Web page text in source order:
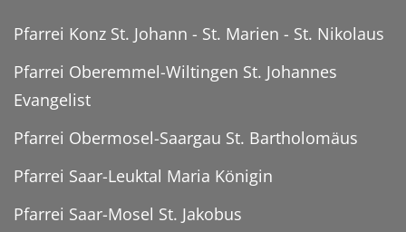
Pfarrei Konz St. Johann - St. Marien - St. Nikolaus
Pfarrei Oberemmel-Wiltingen St. Johannes
Evangelist
Pfarrei Obermosel-Saargau St. Bartholomäus
Pfarrei Saar-Leuktal Maria Königin
Pfarrei Saar-Mosel St. Jakobus